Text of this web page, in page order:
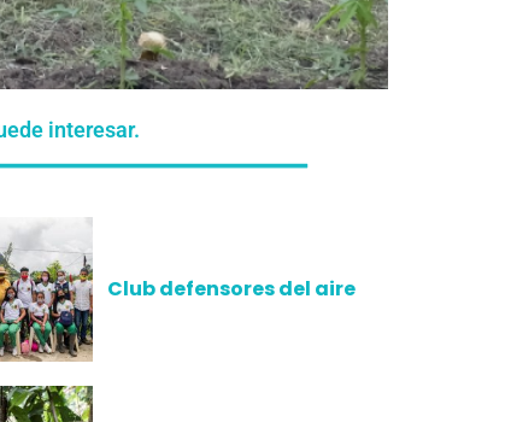
interesar.
Club defensores del aire